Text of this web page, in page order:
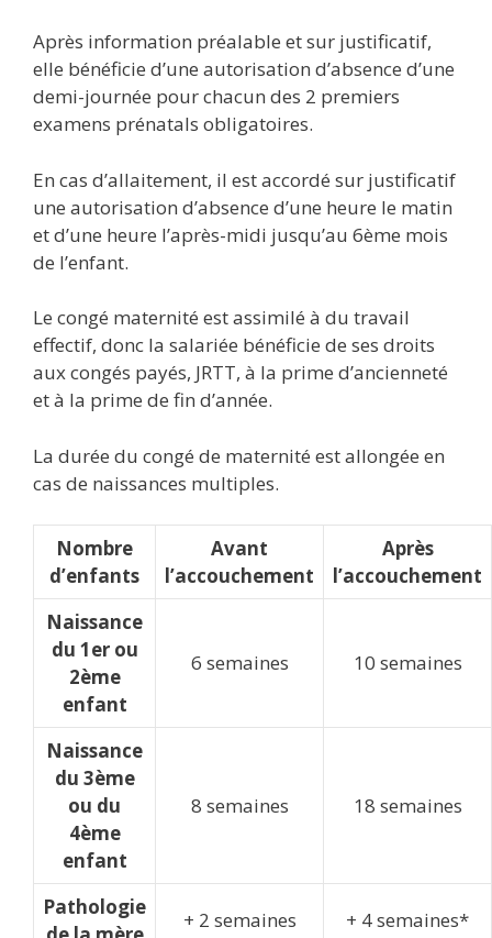
Après information préalable et sur justificatif,
elle bénéficie d’une autorisation d’absence d’une
demi-journée pour chacun des 2 premiers
examens prénatals obligatoires.
En cas d’allaitement, il est accordé sur justificatif
une autorisation d’absence d’une heure le matin
et d’une heure l’après-midi jusqu’au 6ème mois
de l’enfant.
Le congé maternité est assimilé à du travail
effectif, donc la salariée bénéficie de ses droits
aux congés payés, JRTT, à la prime d’ancienneté
et à la prime de fin d’année.
La durée du congé de maternité est allongée en
cas de naissances multiples.
Nombre
d’enfants
Avant
l’accouchement
Après
l’accouchement
Naissance
du 1er ou
2ème
enfant
6 semaines 10 semaines
Naissance
du 3ème
ou du
4ème
enfant
8 semaines 18 semaines
Pathologie
+ 2 semaines + 4 semaines*